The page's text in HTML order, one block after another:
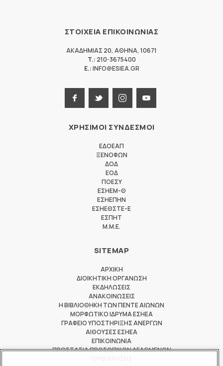
ΣΤΟΙΧΕΙΑ ΕΠΙΚΟΙΝΩΝΙΑΣ
ΑΚΑΔΗΜΙΑΣ 20, ΑΘΗΝΑ, 10671
T.: 210-3675400
E.:INFO@ESIEA.GR
ΧΡΗΣΙΜΟΙ ΣΥΝΔΕΣΜΟΙ
ΕΔΟΕΑΠ
ΞΕΝΟΦΩΝ
ΔΟΔ
ΕΟΔ
ΠΟΕΣΥ
ΕΣΗΕΜ-Θ
ΕΣΗΕΠΗΝ
ΕΣΗΕΘΣΤΕ-Ε
ΕΣΠΗΤ
M.M.E.
SITEMAP
ΑΡΧΙΚΗ
ΔΙΟΙΚΗΤΙΚΗ ΟΡΓΑΝΩΣΗ
ΕΚΔΗΛΩΣΕΙΣ
ΑΝΑΚΟΙΝΩΣΕΙΣ
Η ΒΙΒΛΙΟΘΗΚΗ ΤΩΝ ΠΕΝΤΕ ΑΙΩΝΩΝ
ΜΟΡΦΩΤΙΚΟ ΙΔΡΥΜΑ ΕΣΗΕΑ
ΓΡΑΦΕΙΟ ΥΠΟΣΤΗΡΙΞΗΣ ΑΝΕΡΓΩΝ
ΑΙΘΟΥΣΕΣ ΕΣΗΕΑ
ΕΠΙΚΟΙΝΩΝΙΑ
ΠΡΟΣΤΑΣΙΑ ΠΡΟΣΩΠΙΚΩΝ ΔΕΔΟΜΕΝΩΝ